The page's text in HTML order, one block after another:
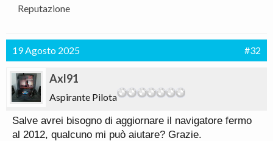
Reputazione
19 Agosto 2025 #32
Axl91
Aspirante Pilota
Salve avrei bisogno di aggiornare il navigatore fermo
al 2012, qualcuno mi può aiutare? Grazie.